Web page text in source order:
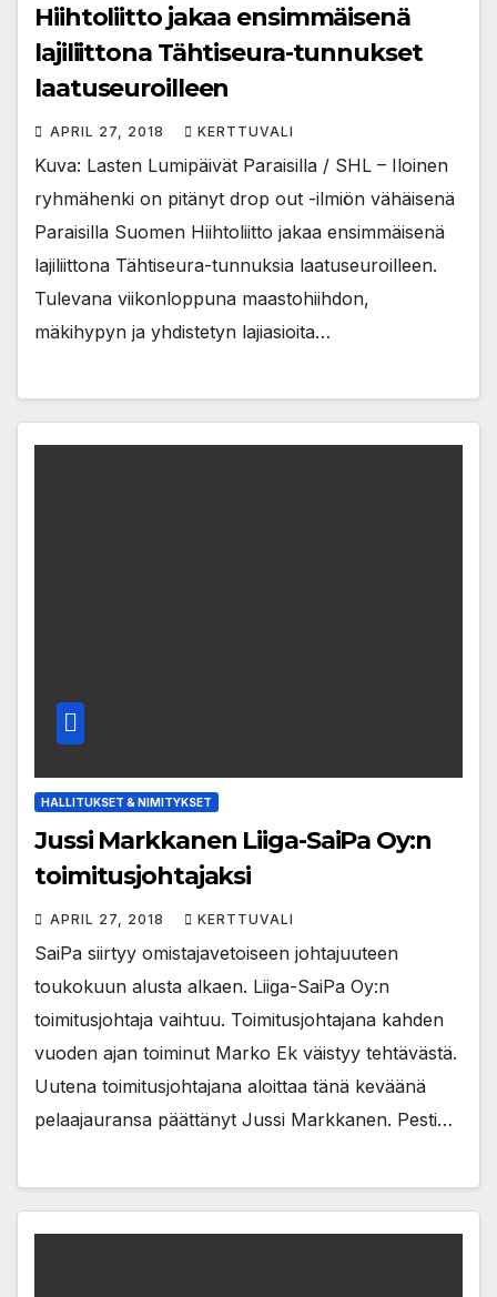
Hiihtoliitto jakaa ensimmäisenä
lajiliittona Tähtiseura-tunnukset
laatuseuroilleen
APRIL 27, 2018 KERTTUVALI
Kuva: Lasten Lumipäivät Paraisilla / SHL – Iloinen
ryhmähenki on pitänyt drop out -ilmiön vähäisenä
Paraisilla Suomen Hiihtoliitto jakaa ensimmäisenä
lajiliittona Tähtiseura-tunnuksia laatuseuroilleen.
Tulevana viikonloppuna maastohiihdon,
mäkihypyn ja yhdistetyn lajiasioita…
HALLITUKSET & NIMITYKSET
Jussi Markkanen Liiga-SaiPa Oy:n
toimitusjohtajaksi
APRIL 27, 2018 KERTTUVALI
SaiPa siirtyy omistajavetoiseen johtajuuteen
toukokuun alusta alkaen. Liiga-SaiPa Oy:n
toimitusjohtaja vaihtuu. Toimitusjohtajana kahden
vuoden ajan toiminut Marko Ek väistyy tehtävästä.
Uutena toimitusjohtajana aloittaa tänä keväänä
pelaajauransa päättänyt Jussi Markkanen. Pesti…